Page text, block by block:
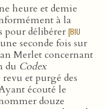
heure et demie
à la
pour délibérer [BIU
une seconde fois sur
Merlet concernant
du Codex
et purgé des
écouté le
douze